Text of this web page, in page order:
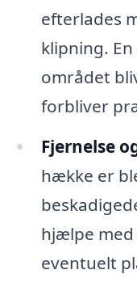
efterlades
klipning.
området
forbliver
Fjernelse
hække er
hjælpe med
eventuelt